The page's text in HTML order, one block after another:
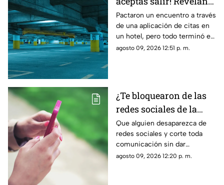
nuevo modus operandi
de rob0 tras conocerse
de una aplicación de
citas
Pactaron un encuentro a través
de una aplicación de citas en
un hotel, pero todo terminó en
un rob0 agravado
agosto 09, 2026 12:51 p. m.
¿Te bloquearon de las
redes sociales de la
nada? La razón
psicológica por la que
algunas personas
eligen el contacto cero
Que alguien desaparezca de
redes sociales y corte toda
comunicación sin dar
explicaciones genera ansiedad
agosto 09, 2026 12:20 p. m.